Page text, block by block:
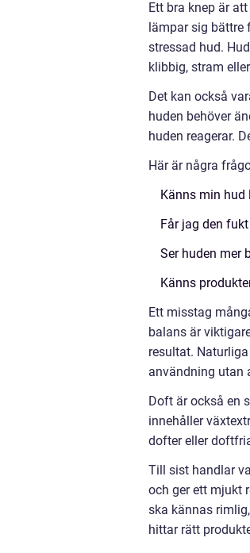
Ett bra knep är
lämpar sig bättre
stressad hud.
klibbig, stram
Det kan också
huden behöver
huden reagerar.
Här är några
Känns min hud
Får jag den
Ser huden mer
Känns
Ett misstag
balans är
resultat.
användning utan
Doft är också en
innehåller
dofter eller
Till sist handlar
och ger ett mjukt
ska kännas
hittar rätt